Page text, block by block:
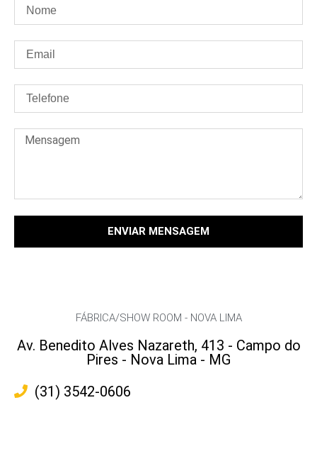
FÁBRICA/SHOW ROOM - NOVA LIMA
Av. Benedito Alves Nazareth, 413 - Campo do
Pires - Nova Lima - MG
(31) 3542-0606
ENVIAR MENSAGEM